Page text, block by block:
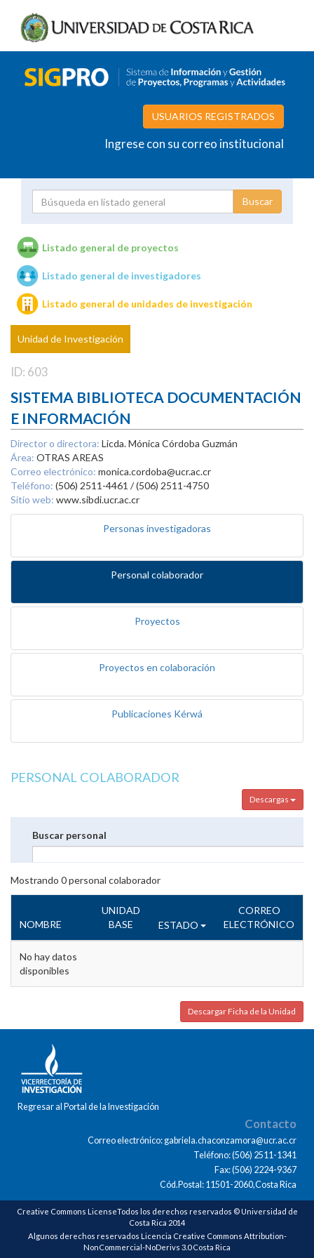
USUARIOS REGISTRADOS
Ingrese con su correo institucional
Unidades de investigación
Listado general de proyectos
Listado general de investigadores
Listado general de unidades de investigación
Unidad de Investigación
ID: 603
SISTEMA BIBLIOTECA DOCUMENTACIÓN
E INFORMACIÓN
Director o directora: Licda. Mónica Córdoba Guzmán
Área: OTRAS AREAS
Correo electrónico: monica.cordoba@ucr.ac.cr
Teléfono: (506) 2511-4461 / (506) 2511-4750
Sitio web: www.sibdi.ucr.ac.cr
Personas investigadoras
Personal colaborador
Proyectos
Proyectos en colaboración
Publicaciones Kérwá
PERSONAL COLABORADOR
Descargas
Buscar personal
Mostrando 0personal colaborador
NOMBRE
UNIDAD
BASE
ESTADO
CORREO
ELECTRÓNICO
No hay datos
disponibles
Descargar Ficha de la Unidad
Regresar al Portal de la Investigación
Contacto
Correo electrónico: gabriela.chaconzamora@ucr.ac.cr
Teléfono: (506) 2511-1341
Fax: (506) 2224-9367
Cód.Postal: 11501-2060,Costa Rica
Creative Commons LicenseTodos los derechos reservados © Universidad de
Costa Rica 2014
Algunos derechos reservados Licencia Creative Commons Attribution-
NonCommercial-NoDerivs 3.0 Costa Rica